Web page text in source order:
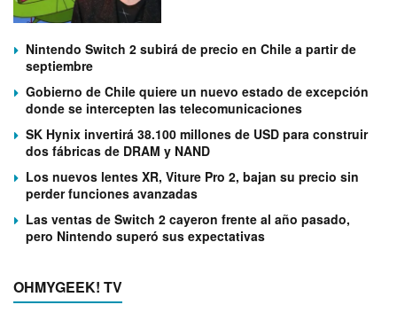
Nintendo Switch 2 subirá de precio en Chile a partir de
septiembre
Gobierno de Chile quiere un nuevo estado de excepción
donde se intercepten las telecomunicaciones
SK Hynix invertirá 38.100 millones de USD para construir
dos fábricas de DRAM y NAND
Los nuevos lentes XR, Viture Pro 2, bajan su precio sin
perder funciones avanzadas
Las ventas de Switch 2 cayeron frente al año pasado,
pero Nintendo superó sus expectativas
OHMYGEEK! TV